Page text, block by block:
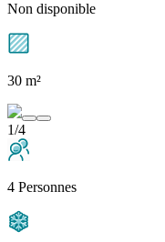
Non disponible
30 m²
1/4
4 Personnes